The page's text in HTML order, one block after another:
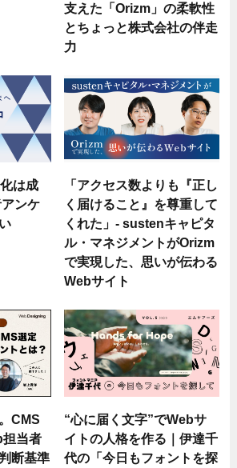
支えた「Orizm」の柔軟性
とちょっと株式会社の伴走
力
は成
ンケ
「アクセス数よりも『正し
く届けること』を尊重して
くれた」- sustenキャピタ
ル・マネジメントがOrizm
で実現した、思いが伝わる
Webサイト
CMS
担当者
断基準
“心に届く文字”でWebサ
イトの人格を作る｜伊達千
代の「今日もフォントを探